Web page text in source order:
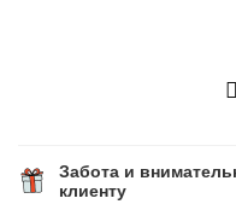
Забота и
клиенту